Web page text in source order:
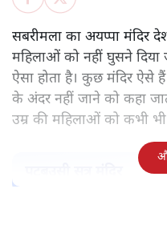
केरल के सबरमला स्थित
नहीं, जहाँ महिलाओं को प्रवेश
मंदिर हैं। हर मंदिर के पीछे
है, जिस आधार पर महिलाओं
उसके पीछे पुरुषवादी